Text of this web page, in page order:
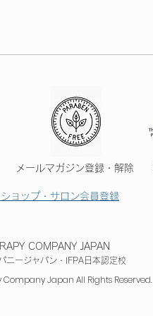
メールマガジン登録・解除
COMPANY JAPAN
ニージャパン・IFPA日本認定校
ショップ・サロン会員登録
Japan All Rights Reserved.